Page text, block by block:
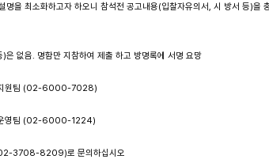
명을 최소화하고자 하오니 참석전 공고내용(입찰자유의서, 시 방서 등)을
없음. 명함만 지참하여 제출 하고 방명록에 서명 요망
지원팀 (02-6000-7028)
운영팀 (02-6000-1224)
3708-8209)로 문의하십시오